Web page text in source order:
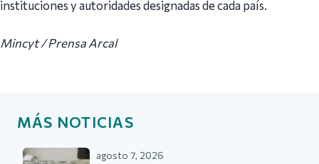
instituciones y autoridades designadas de cada país.
Mincyt / Prensa Arcal
MÁS NOTICIAS
agosto 7, 2026